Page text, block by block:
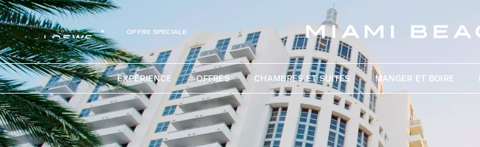
OFFRE SPÉCIALE
EXPÉRIENCE OFFRES CHAMBRES ET SUITES MANGER ET BOIRE